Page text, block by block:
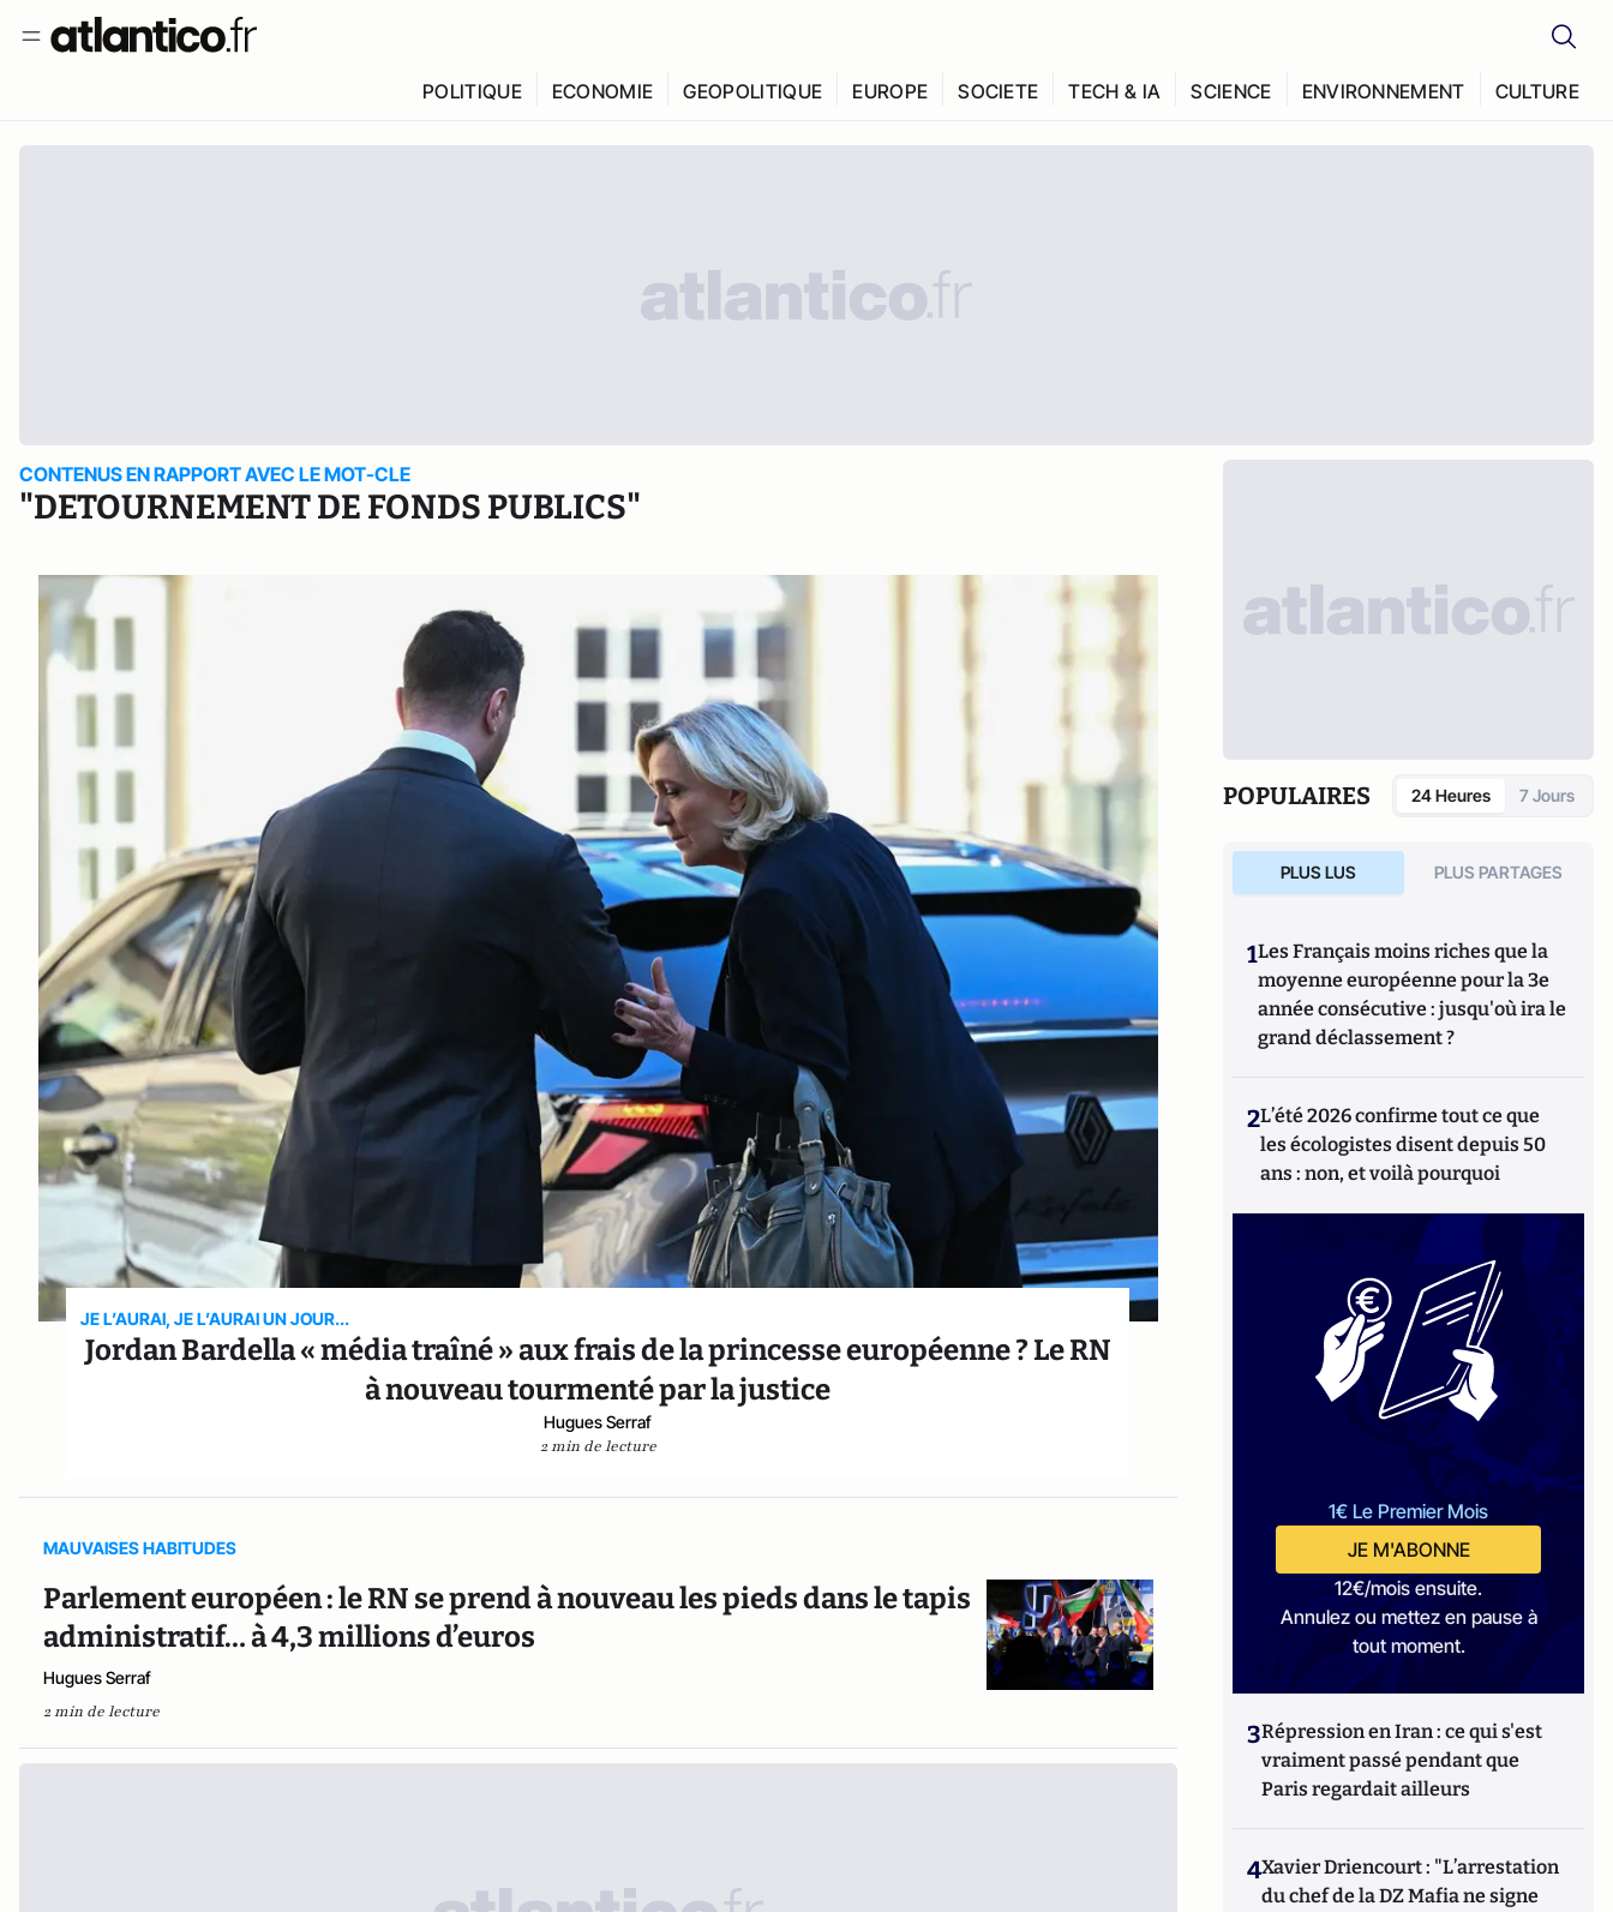
POLITIQUE ECONOMIE GEOPOLITIQUE EUROPE SOCIETE TECH & IA SCIENCE ENVIRONNEMENT CULTURE
CONTENUS EN RAPPORT AVEC LE MOT-CLE
"DETOURNEMENT DE FONDS PUBLICS"
JE L’AURAI, JE L’AURAI UN JOUR...
Jordan Bardella « média traîné » aux frais de la princesse européenne ? Le RN
à nouveau tourmenté par la justice
Hugues Serraf
2 min de lecture
MAUVAISES HABITUDES
Parlement européen : le RN se prend à nouveau les pieds dans le tapis
administratif… à 4,3 millions d’euros
Hugues Serraf
2 min de lecture
POPULAIRES 24 Heures 7 Jours
PLUS LUS PLUS PARTAGES
1Les Français moins riches que la
moyenne européenne pour la 3e
année consécutive : jusqu'où ira le
grand déclassement ?
2L’été 2026 confirme tout ce que
les écologistes disent depuis 50
ans : non, et voilà pourquoi
1€ Le Premier Mois
JE M'ABONNE
12€/mois ensuite.
Annulez ou mettez en pause à
tout moment.
3Répression en Iran : ce qui s'est
vraiment passé pendant que
Paris regardait ailleurs
4Xavier Driencourt : "L’arrestation
du chef de la DZ Mafia ne signe